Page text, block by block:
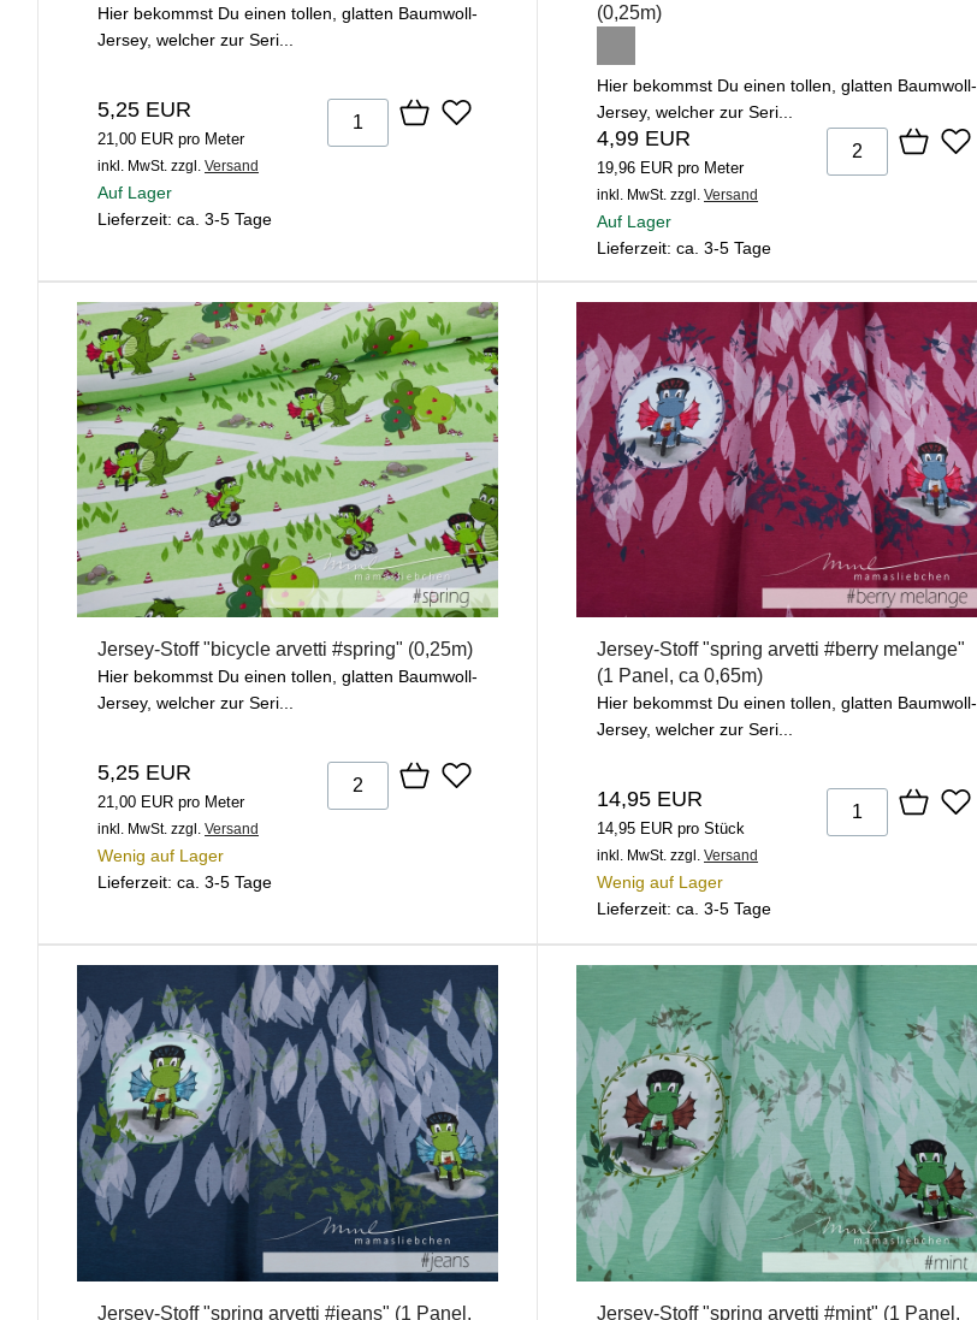
Hier bekommst Du einen tollen, glatten Baumwoll-
Jersey, welcher zur Seri...
5,25 EUR
21,00 EUR pro Meter
inkl. MwSt. zzgl. Versand
Auf Lager
Lieferzeit: ca. 3-5 Tage
(0,25m)
Hier bekommst Du einen tollen, glatten Baumwoll-
Jersey, welcher zur Seri...
4,99 EUR
19,96 EUR pro Meter
inkl. MwSt. zzgl. Versand
Auf Lager
Lieferzeit: ca. 3-5 Tage
Jersey-Stoff "bicycle arvetti #spring" (0,25m)
Hier bekommst Du einen tollen, glatten Baumwoll-
Jersey, welcher zur Seri...
5,25 EUR
21,00 EUR pro Meter
inkl. MwSt. zzgl. Versand
Wenig auf Lager
Lieferzeit: ca. 3-5 Tage
Jersey-Stoff "spring arvetti #berry melange"
(1 Panel, ca 0,65m)
Hier bekommst Du einen tollen, glatten Baumwoll-
Jersey, welcher zur Seri...
14,95 EUR
14,95 EUR pro Stück
inkl. MwSt. zzgl. Versand
Wenig auf Lager
Lieferzeit: ca. 3-5 Tage
Jersey-Stoff "spring arvetti #jeans" (1 Panel,
Jersey-Stoff "spring arvetti #mint" (1 Panel,